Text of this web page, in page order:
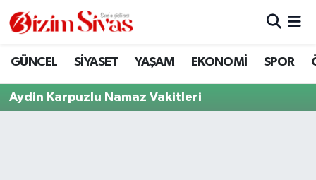
GÜNCEL SİYASET YAŞAM EKONOMİ SPOR
Aydin Karpuzlu Namaz Vakitleri
ARAMIZDAN AYRILANLAR
Sivas Nöbetçi Eczaneler